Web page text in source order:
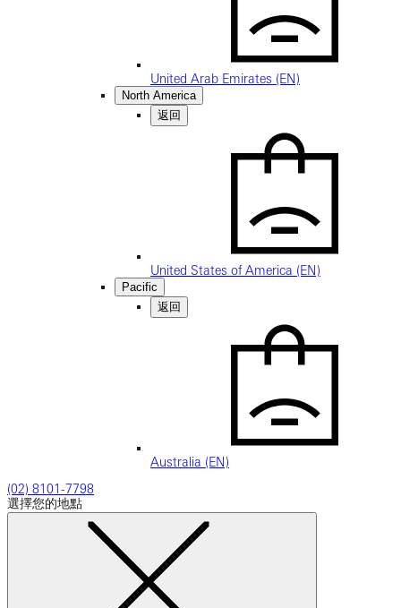
United Arab Emirates (EN)
North America
返回
United States of America (EN)
Pacific
返回
Australia (EN)
(02) 8101-7798
選擇您的地點